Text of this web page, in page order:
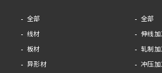
全部
线材
板材
异形材
全部
伸线加
轧制加
冲压加